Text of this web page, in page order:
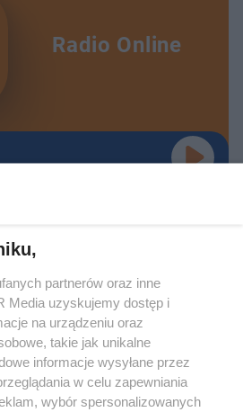
Radio Online
serwisie nie może być powielany i
w jakikolwiek sposób (w
na jakimkolwiek polu
włącznie z umieszczaniem w Internecie
praw. Jakiekolwiek użycie lub
lub w części z naruszeniem prawa, tzn.
pod groźbą kary i może być ścigane
partnerów oraz inne
Media uzyskujemy dostęp i
na urządzeniu oraz
takie jak unikalne
informacje wysyłane przez
w celu zapewniania
wybór spersonalizowanych